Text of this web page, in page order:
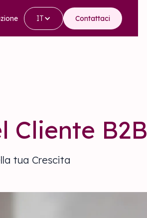
IT Contattaci
Cliente B2B
tua Crescita